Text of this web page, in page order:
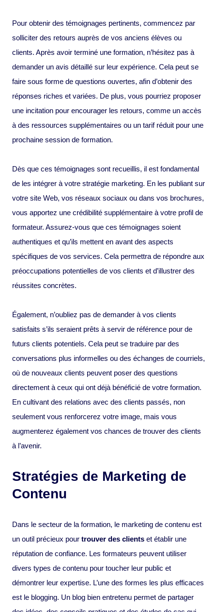
Pour obtenir des témoignages pertinents, commencez par
solliciter des retours auprès de vos anciens élèves ou
clients. Après avoir terminé une formation, n’hésitez pas à
demander un avis détaillé sur leur expérience. Cela peut se
faire sous forme de questions ouvertes, afin d’obtenir des
réponses riches et variées. De plus, vous pourriez proposer
une incitation pour encourager les retours, comme un accès
à des ressources supplémentaires ou un tarif réduit pour une
prochaine session de formation.
Dès que ces témoignages sont recueillis, il est fondamental
de les intégrer à votre stratégie marketing. En les publiant sur
votre site Web, vos réseaux sociaux ou dans vos brochures,
vous apportez une crédibilité supplémentaire à votre profil de
formateur. Assurez-vous que ces témoignages soient
authentiques et qu’ils mettent en avant des aspects
spécifiques de vos services. Cela permettra de répondre aux
préoccupations potentielles de vos clients et d’illustrer des
réussites concrètes.
Également, n’oubliez pas de demander à vos clients
satisfaits s’ils seraient prêts à servir de référence pour de
futurs clients potentiels. Cela peut se traduire par des
conversations plus informelles ou des échanges de courriels,
où de nouveaux clients peuvent poser des questions
directement à ceux qui ont déjà bénéficié de votre formation.
En cultivant des relations avec des clients passés, non
seulement vous renforcerez votre image, mais vous
augmenterez également vos chances de trouver des clients
à l’avenir.
Stratégies de Marketing de
Contenu
Dans le secteur de la formation, le marketing de contenu est
un outil précieux pour trouver des clients et établir une
réputation de confiance. Les formateurs peuvent utiliser
divers types de contenu pour toucher leur public et
démontrer leur expertise. L’une des formes les plus efficaces
est le blogging. Un blog bien entretenu permet de partager